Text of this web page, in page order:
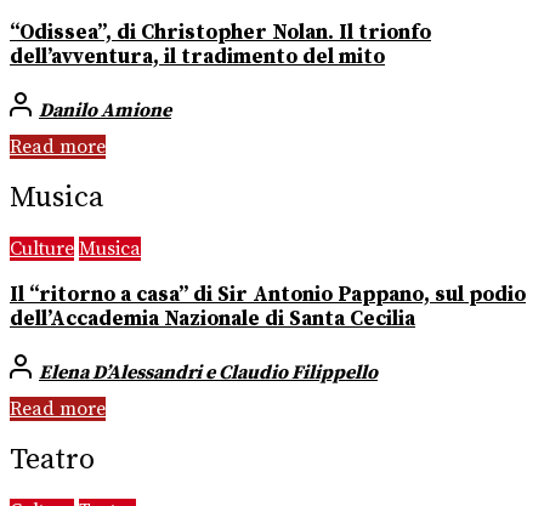
“Odissea”, di Christopher Nolan. Il trionfo
dell’avventura, il tradimento del mito
Danilo Amione
Read more
Musica
Culture Musica
Il “ritorno a casa” di Sir Antonio Pappano, sul podio
dell’Accademia Nazionale di Santa Cecilia
Elena D’Alessandri e Claudio Filippello
Read more
Teatro